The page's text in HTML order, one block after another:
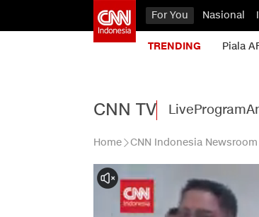
For You Nasional
TRENDING Piala
CNN TV LiveProgram
Home CNN Indonesia Newsroom